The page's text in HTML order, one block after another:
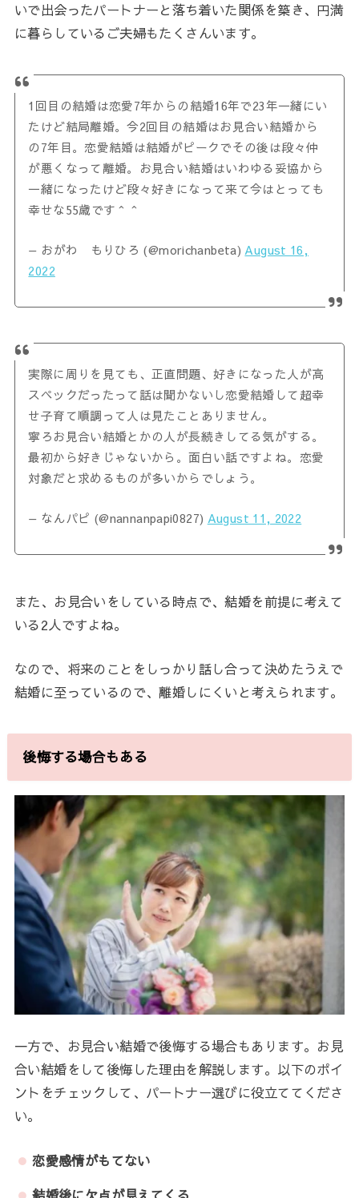
いで出会ったパートナーと落ち着いた関係を築き、円満
に暮らしているご夫婦もたくさんいます。
1回目の結婚は恋愛7年からの結婚16年で23年一緒にい
たけど結局離婚。今2回目の結婚はお見合い結婚から
の7年目。恋愛結婚は結婚がピークでその後は段々仲
が悪くなって離婚。お見合い結婚はいわゆる妥協から
一緒になったけど段々好きになって来て今はとっても
幸せな55歳です＾＾
— おがわ もりひろ (@morichanbeta) August 16,
2022
実際に周りを見ても、正直問題、好きになった人が高
スペックだったって話は聞かないし恋愛結婚して超幸
せ子育て順調って人は見たことありません。
寧ろお見合い結婚とかの人が長続きしてる気がする。
最初から好きじゃないから。面白い話ですよね。恋愛
対象だと求めるものが多いからでしょう。
— なんパピ (@nannanpapi0827) August 11, 2022
また、お見合いをしている時点で、結婚を前提に考えて
いる2人ですよね。
なので、将来のことをしっかり話し合って決めたうえで
結婚に至っているので、離婚しにくいと考えられます。
後悔する場合もある
一方で、お見合い結婚で後悔する場合もあります。お見
合い結婚をして後悔した理由を解説します。以下のポイ
ントをチェックして、パートナー選びに役立ててくださ
い。
恋愛感情がもてない